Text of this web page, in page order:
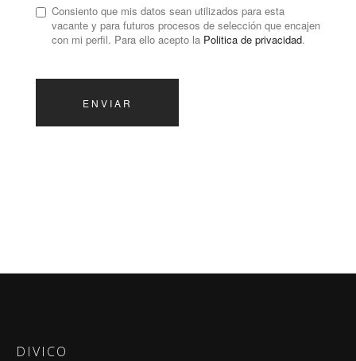
Consiento que mis datos sean utilizados para esta
vacante y para futuros procesos de selección que encajen
con mi perfil. Para ello acepto la Politica de privacidad.
ENVIAR
DIVICO